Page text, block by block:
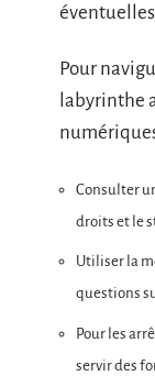
Pour
labyrinthe
Consulter
droits et le
Utiliser la
questions
Pour les
servir des